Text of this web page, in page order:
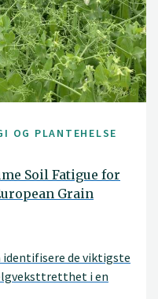
OG PLANTEHELSE
Soil Fatigue for
Grain
de viktigste
i en